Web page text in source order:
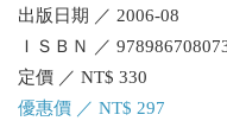
出版日期 ／ 2006-08
ＩＳＢＮ ／
定價 ／ NT$ 330
優惠價 ／ NT$ 297